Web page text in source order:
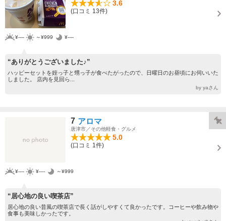
3.6
(口コミ 13件)
¥---- ～¥999 ¥----
“ありがとうございました♪”
ハッピーセットを姪っ子と甥っ子が食べたがったので、日曜日のお昼頃にお伺いいた
しました。 店内を見回ら...
by yaさん
7 アロマ
唐津市／その他軽食・グルメ
5.0
(口コミ 1件)
¥---- ¥---- ～¥999
“居心地の良い喫茶店”
居心地の良い昔風の喫茶店で長く話がしやすくて良かったです。コーヒーや飲み物や
食事も美味しかったです。